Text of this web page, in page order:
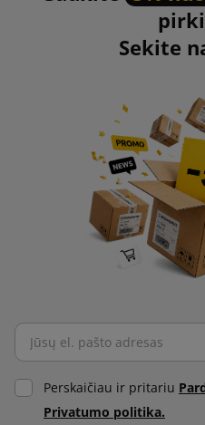
Sekite
Perskaičiau ir pritariu
Privatumo politika.